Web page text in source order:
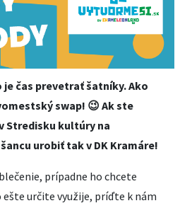
čas prevetrať šatníky. Ako
swap! 😉 Ak ste
Stredisku kultúry na
urobiť tak v DK Kramáre!
prípadne ho chcete
určite využije, príďte k nám